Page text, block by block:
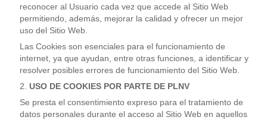
reconocer al Usuario cada vez que accede al Sitio Web
permitiendo, además, mejorar la calidad y ofrecer un mejor
uso del Sitio Web.
Las Cookies son esenciales para el funcionamiento de
internet, ya que ayudan, entre otras funciones, a identificar y
resolver posibles errores de funcionamiento del Sitio Web.
USO DE COOKIES POR PARTE DE PLNV
Se presta el consentimiento expreso para el tratamiento de
datos personales durante el acceso al Sitio Web en aquellos